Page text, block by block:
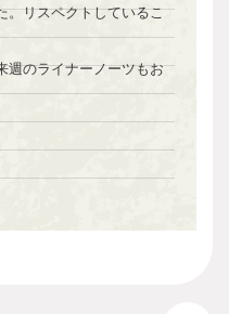
。リスペクトしているこ
週のライナーノーツもお